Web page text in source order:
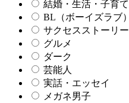
結婚・生活・子育て
BL（ボーイズラブ）
サクセスストーリー
グルメ
ダーク
芸能人
実話・エッセイ
メガネ男子